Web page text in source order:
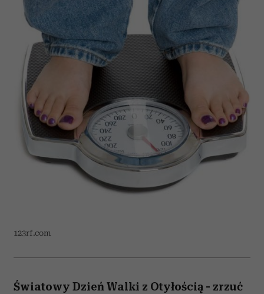
123rf.com
Światowy Dzień Walki z Otyłością - zrzuć